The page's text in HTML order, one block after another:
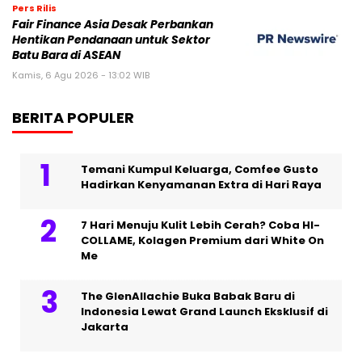
Pers Rilis
Fair Finance Asia Desak Perbankan
Hentikan Pendanaan untuk Sektor
Batu Bara di ASEAN
Kamis, 6 Agu 2026 - 13:02 WIB
BERITA POPULER
Temani Kumpul Keluarga, Comfee Gusto
Hadirkan Kenyamanan Extra di Hari Raya
7 Hari Menuju Kulit Lebih Cerah? Coba HI-
COLLAME, Kolagen Premium dari White On
Me
The GlenAllachie Buka Babak Baru di
Indonesia Lewat Grand Launch Eksklusif di
Jakarta